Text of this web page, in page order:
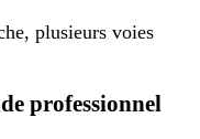
plusieurs voies
professionnel